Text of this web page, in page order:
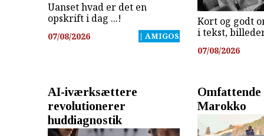
Uanset hvad er det en
opskrift i dag ...!
07/08/2026 | AMIGOS
Kort og godt
i tekst,
07/08/2026
AI-iværksættere
revolutionerer
huddiagnostik
Marokko